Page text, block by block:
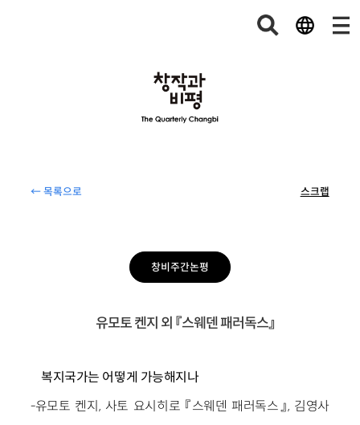
← 목록으로 스크랩
창비주간논평
유모토 켄지 외 『스웨덴 패러독스』
복지국가는 어떻게 가능해지나
-유모토 켄지, 사토 요시히로 『스웨덴 패러독스』, 김영사